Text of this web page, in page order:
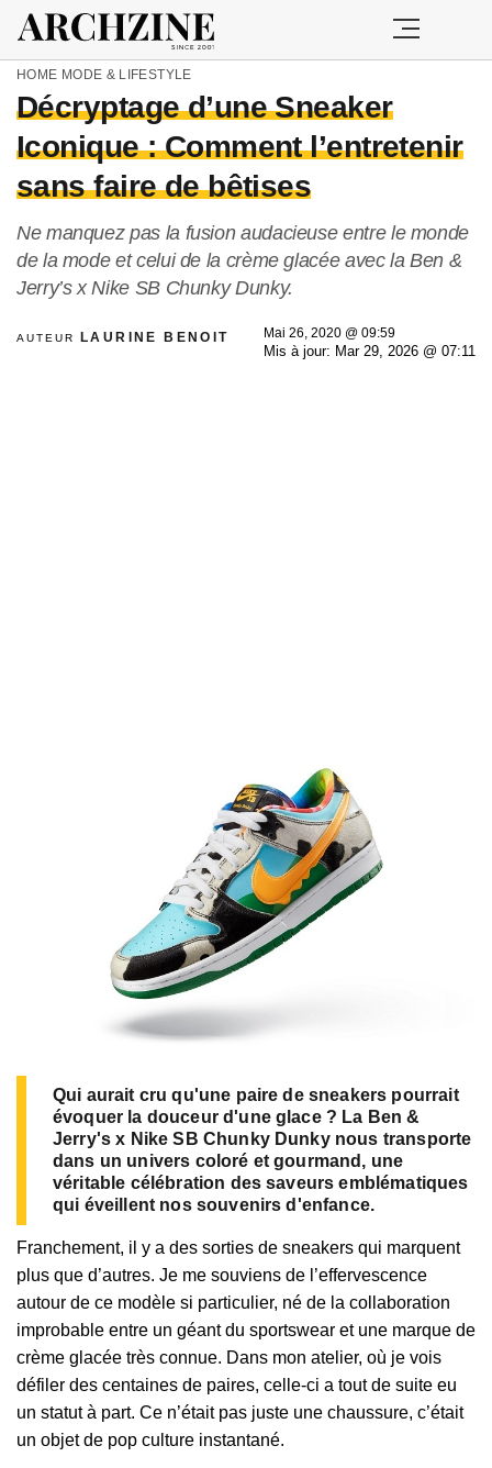
HOME MODE & LIFESTYLE
Décryptage d’une Sneaker
Iconique : Comment l’entretenir
sans faire de bêtises
Ne manquez pas la fusion audacieuse entre le monde
de la mode et celui de la crème glacée avec la Ben &
Jerry’s x Nike SB Chunky Dunky.
AUTEUR LAURINE BENOIT
Mai 26, 2020 @ 09:59
Mis à jour: Mar 29, 2026 @ 07:11
Qui aurait cru qu'une paire de sneakers pourrait
évoquer la douceur d'une glace ? La Ben &
Jerry's x Nike SB Chunky Dunky nous transporte
dans un univers coloré et gourmand, une
véritable célébration des saveurs emblématiques
qui éveillent nos souvenirs d'enfance.
Franchement, il y a des sorties de sneakers qui marquent
plus que d’autres. Je me souviens de l’effervescence
autour de ce modèle si particulier, né de la collaboration
improbable entre un géant du sportswear et une marque de
crème glacée très connue. Dans mon atelier, où je vois
défiler des centaines de paires, celle-ci a tout de suite eu
un statut à part. Ce n’était pas juste une chaussure, c’était
un objet de pop culture instantané.